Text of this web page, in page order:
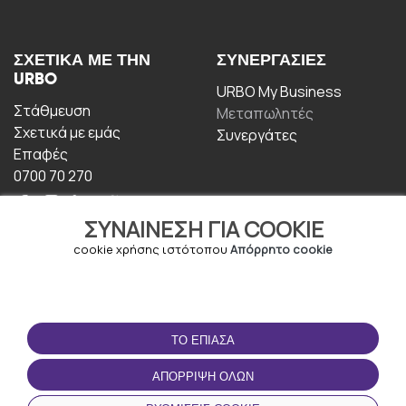
ΣΥΝΑΊΝΕΣΗ ΓΙΑ COOKIE
cookie χρήσης ιστότοπου Απόρρητο cookie
ΤΟ ΈΠΙΑΣΑ
ΑΠΌΡΡΙΨΗ ΌΛΩΝ
ΣΧΕΤΙΚΆ ΜΕ ΤΗΝ
URBO
Στάθμευση
Σχετικά με εμάς
Επαφές
0700 70 270
ΣΥΝΕΡΓΑΣΊΕΣ
URBO My Business
Μεταπωλητές
Συνεργάτες
ΟΡΟΙ ΧΡΉΣΗΣ
Οροι και Προϋποθέσεις
Πολιτική απορρήτου
ΚΑΤΕΒΆΣΤΕ ΤΗΝ
ΕΦΑΡΜΟΓΉ